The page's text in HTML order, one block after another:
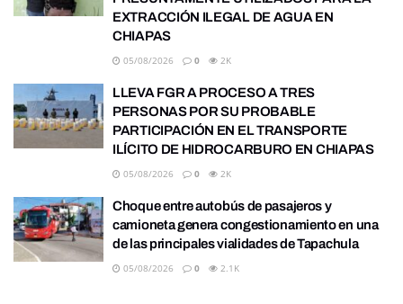
EXTRACCIÓN ILEGAL DE AGUA EN
CHIAPAS
05/08/2026 0 2K
LLEVA FGR A PROCESO A TRES
PERSONAS POR SU PROBABLE
PARTICIPACIÓN EN EL TRANSPORTE
ILÍCITO DE HIDROCARBURO EN CHIAPAS
05/08/2026 0 2K
Choque entre autobús de pasajeros y
camioneta genera congestionamiento en una
de las principales vialidades de Tapachula
05/08/2026 0 2.1K